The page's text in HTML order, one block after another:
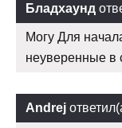
Бладхаунд
Могу Для
неуверенные в
Andrej